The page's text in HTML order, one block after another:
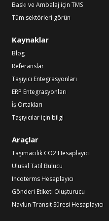
Baskı ve Ambalaj için TMS
Tüm sektörleri görün
Kaynaklar
Blog
Referanslar
Taşıyıcı Entegrasyonları
ERP Entegrasyonları
İş Ortakları
Taşıyıcılar için bilgi
Araçlar
Taşımacılık CO2 Hesaplayıcı
Ulusal Tatil Bulucu
Incoterms Hesaplayıcı
Gönderi Etiketi Oluşturucu
Navlun Transit Süresi Hesaplayıcı